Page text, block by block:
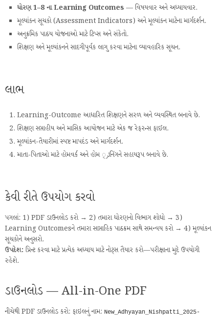
ધોરણ 1–8 ના Learning Outcomes — વિષયવાર અને અધ્યાયવાર.
મૂલ્યાંકન સૂચકો (Assessment Indicators) અને મૂલ્યાંકન માટેના માર્ગદર્શન.
અનુક્રમિક પાઠય યોજનાઓ માટે ટિપ્સ અને સંકેતો.
શિક્ષણ અને મૂલ્યાંકનને સાદગીપૂર્વક લાગુ કરવા માટેના વ્યાવહારિક સૂચન.
લાભ
Learning-Outcome આધારિત શિક્ષણને સરળ અને વ્યવસ્થિત બનાવે છે.
શિક્ષણ સપ્તાહીય અને માસિક આયોજન માટે એક જ રેફરન્સ ફાઈલ.
મૂલ્યાંકન-તૈયારીમાં સ્પષ્ટ માપદંડ અને માર્ગદર્શન.
માતા-પિતાઓ માટે હોમવર્ક અને હોમ لر્નિંગને સહાયરૂપ બનાવે છે.
કેવી રીતે ઉપયોગ કરવો
પગલાં: 1) PDF ડાઉનલોડ કરો → 2) તમારા ધોરણનો વિભાગ શોધો → 3)
Learning Outcomesને તમારા સાપ્તાહિક પાઠક્રમ સાથે સમન્વય કરો → 4) મૂલ્યાંકન
સૂચકોને અનુસરો.
ઉપદેશ: પ્રિન્ટ કરવા માટે પ્રત્યેક અધ્યાય માટે નોટ્સ તૈયાર કરો—પરીક્ષાના મુદે ઉપયોગી
રહેશે.
ડાઉનલોડ — All-in-One PDF
નીચેથી PDF ડાઉનલોડ કરો: ફાઇલનું નામ: New_Adhyayan_Nishpatti_2025-